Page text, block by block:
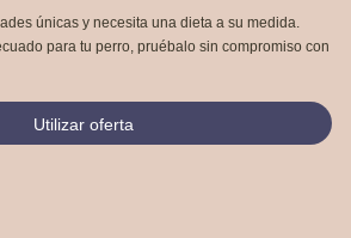
únicas y necesita una dieta a su medida.
para tu perro, pruébalo sin compromiso con
Utilizar oferta